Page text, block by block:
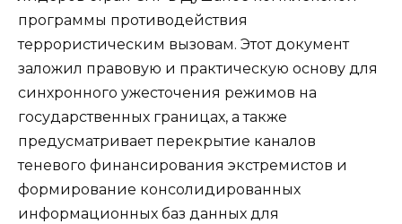
программы противодействия
террористическим вызовам. Этот документ
заложил правовую и практическую основу для
синхронного ужесточения режимов на
государственных границах, а также
предусматривает перекрытие каналов
теневого финансирования экстремистов и
формирование консолидированных
информационных баз данных для